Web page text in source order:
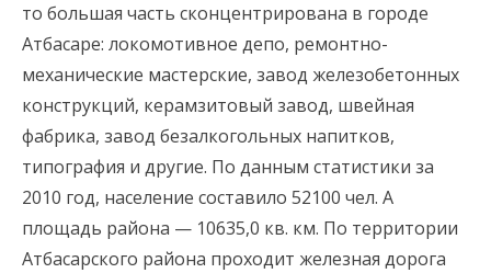
то большая часть сконцентрирована в городе
Атбасаре: локомотивное депо, ремонтно-
механические мастерские, завод железобетонных
конструкций, керамзитовый завод, швейная
фабрика, завод безалкогольных напитков,
типография и другие. По данным статистики за
2010 год, население составило 52100 чел. А
площадь района — 10635,0 кв. км. По территории
Атбасарского района проходит железная дорога